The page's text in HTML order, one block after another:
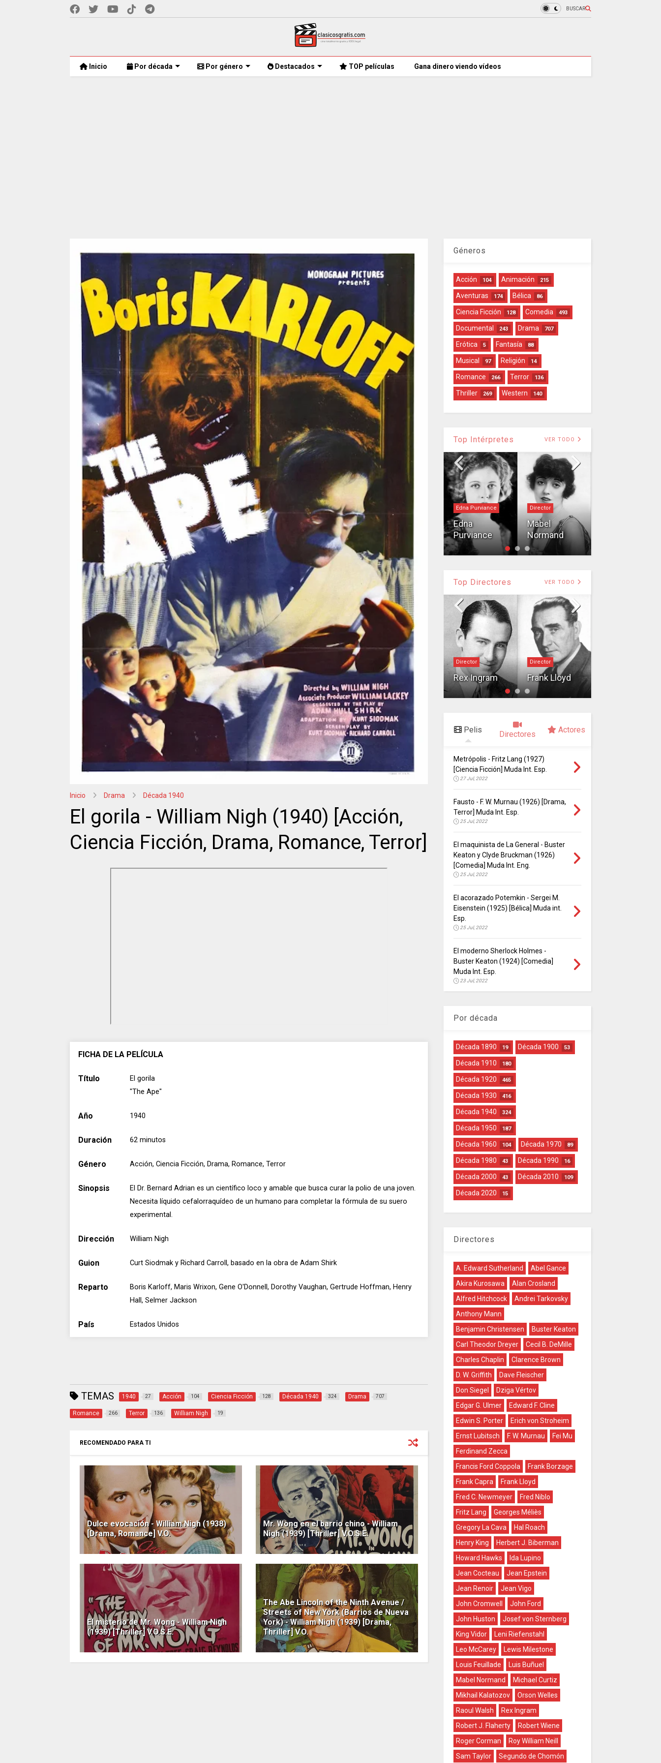
BUSCAR
Inicio Por década Por género Destacados TOP películas Gana dinero viendo vídeos
Inicio Drama Década 1940
El gorila - William Nigh (1940) [Acción,
Ciencia Ficción, Drama, Romance, Terror]
FICHA DE LA PELÍCULA
Título
El gorila
"The Ape"
Año 1940
Duración 62 minutos
Género Acción, Ciencia Ficción, Drama, Romance, Terror
Sinopsis
El Dr. Bernard Adrian es un científico loco y amable que busca curar la polio de una joven.
Necesita líquido cefalorraquídeo de un humano para completar la fórmula de su suero
experimental.
Dirección William Nigh
Guion Curt Siodmak y Richard Carroll, basado en la obra de Adam Shirk
Reparto
Boris Karloff, Maris Wrixon, Gene O'Donnell, Dorothy Vaughan, Gertrude Hoffman, Henry
Hall, Selmer Jackson
País Estados Unidos
TEMAS 1940 27 Acción 104 Ciencia Ficción 128 Década 1940 324 Drama 707
Romance 266 Terror 136 William Nigh 19
RECOMENDADO PARA TI
Dulce evocación - William Nigh (1938)
[Drama, Romance] V.O.
Mr. Wong en el barrio chino - William
Nigh (1939) [Thriller] V.O.S.E.
El misterio de Mr. Wong - William Nigh
(1939) [Thriller] V.O.S.E.
The Abe Lincoln of the Ninth Avenue /
Streets of New York (Barrios de Nueva
York) - William Nigh (1939) [Drama,
Thriller] V.O.
Géneros
Acción 104 Animación 215
Aventuras 174 Bélica 86
Ciencia Ficción 128 Comedia 493
Documental 243 Drama 707
Erótica 5 Fantasía 88
Musical 97 Religión 14
Romance 266 Terror 136
Thriller 269 Western 140
Top Intérpretes VER TODO
Director
Orson Welles
Leni
Riefenstahl
Edna Purviance
Edna
Purviance
Director
Mabel
Normand
Top Directores VER TODO
Director
Donen
Director
Roger
Corman
Director
Rex Ingram
Director
Frank Lloyd
Pelis Directores Actores
Metrópolis - Fritz Lang (1927)
[Ciencia Ficción] Muda Int. Esp.
27 Jul, 2022
Fausto - F. W. Murnau (1926) [Drama,
Terror] Muda Int. Esp.
25 Jul, 2022
El maquinista de La General - Buster
Keaton y Clyde Bruckman (1926)
[Comedia] Muda Int. Eng.
25 Jul, 2022
El acorazado Potemkin - Sergei M.
Eisenstein (1925) [Bélica] Muda int.
Esp.
25 Jul, 2022
El moderno Sherlock Holmes -
Buster Keaton (1924) [Comedia]
Muda Int. Esp.
23 Jul, 2022
Por década
Década 1890 19 Década 1900 53
Década 1910 180
Década 1920 465
Década 1930 416
Década 1940 324
Década 1950 187
Década 1960 104 Década 1970 89
Década 1980 43 Década 1990 16
Década 2000 43 Década 2010 109
Década 2020 15
Directores
A. Edward Sutherland
Abel Gance
Akira Kurosawa
Alan Crosland
Alfred Hitchcock
Andrei Tarkovsky
Anthony Mann
Benjamin Christensen
Buster Keaton
Carl Theodor Dreyer
Cecil B. DeMille
Charles Chaplin
Clarence Brown
D. W. Griffith
Dave Fleischer
Don Siegel
Dziga Vértov
Edgar G. Ulmer
Edward F. Cline
Edwin S. Porter
Erich von Stroheim
Ernst Lubitsch
F. W. Murnau
Fei Mu
Ferdinand Zecca
Francis Ford Coppola
Frank Borzage
Frank Capra
Frank Lloyd
Fred C. Newmeyer
Fred Niblo
Fritz Lang
Georges Méliès
Gregory La Cava
Hal Roach
Henry King
Herbert J. Biberman
Howard Hawks
Ida Lupino
Jean Cocteau
Jean Epstein
Jean Renoir
Jean Vigo
John Cromwell
John Ford
John Huston
Josef von Sternberg
King Vidor
Leni Riefenstahl
Leo McCarey
Lewis Milestone
Louis Feuillade
Luis Buñuel
Mabel Normand
Michael Curtiz
Mikhail Kalatozov
Orson Welles
Raoul Walsh
Rex Ingram
Robert J. Flaherty
Robert Wiene
Roger Corman
Roy William Neill
Sam Taylor
Segundo de Chomón